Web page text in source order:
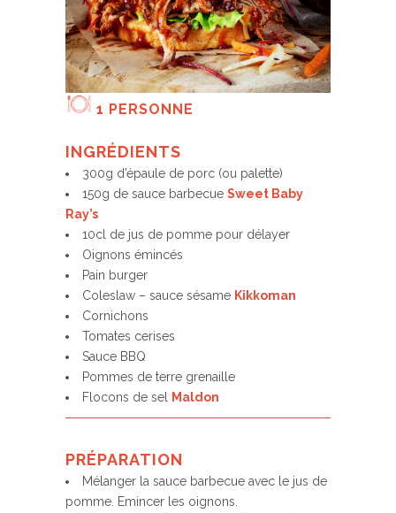
1 PERSONNE
INGRÉDIENTS
300g d’épaule de porc (ou palette)
150g de sauce barbecue Sweet Baby
Ray’s
10cl de jus de pomme pour délayer
Oignons émincés
Pain burger
Coleslaw – sauce sésame Kikkoman
Cornichons
Tomates cerises
Sauce BBQ
Pommes de terre grenaille
Flocons de sel
Maldon
PRÉPARATION
Mélanger la sauce barbecue avec le jus de
pomme. Emincer les oignons.